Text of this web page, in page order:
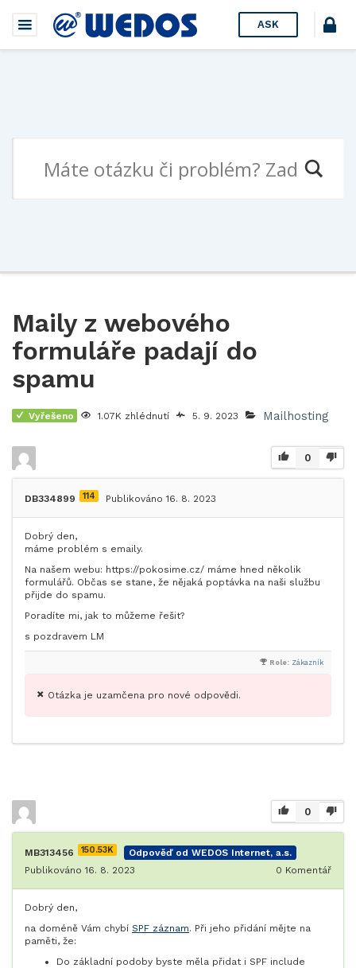
ASK
Maily z webového
formuláře padají do
spamu
Vyřešeno 1.07K zhlédnutí 5. 9. 2023 Mailhosting
0
DB334899 114 Publikováno 16. 8. 2023
Dobrý den,
máme problém s emaily.
Na našem webu: https://pokosime.cz/ máme hned několik
formulářů. Občas se stane, že nějaká poptávka na naši službu
přijde do spamu.
Poradíte mi, jak to můžeme řešit?
s pozdravem LM
Role: Zákazník
Otázka je uzamčena pro nové odpovědi.
0
MB313456 150.53K
Odpověď od WEDOS Internet, a.s.
Publikováno 16. 8. 2023
0 Komentář
Dobrý den,
na doméně Vám chybí SPF záznam. Při jeho přidání mějte na
paměti, že:
Do základní podoby byste měla přidat i SPF include